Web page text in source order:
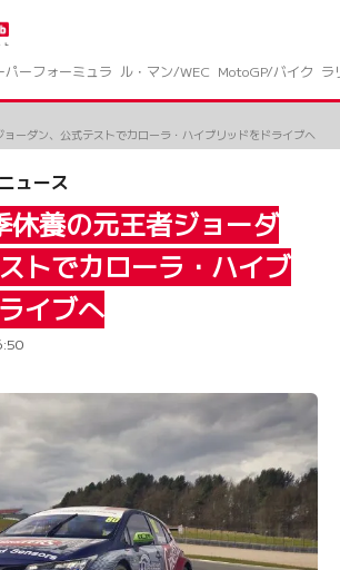
パーフォーミュラ ル・マン/WEC MotoGP/バイク ラ
ョーダン、公式テストでカローラ・ハイブリッドをドライブへ
ュース
休養の元王者ジョーダ
トでカローラ・ハイブ
イブへ